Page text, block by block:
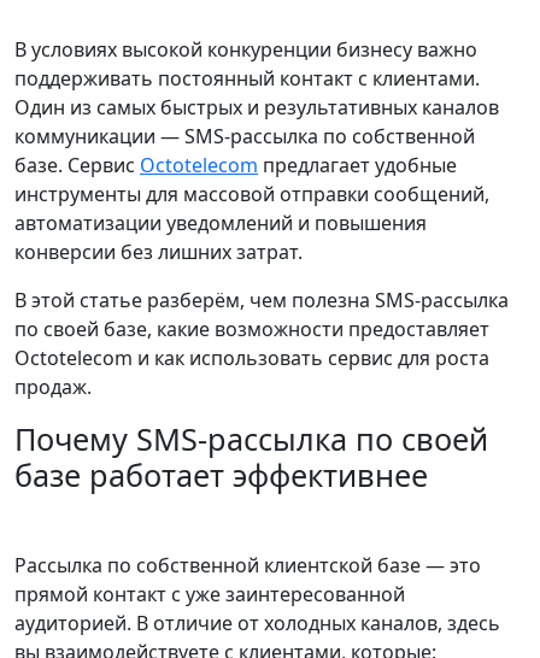
В условиях высокой конкуренции бизнесу важно
поддерживать постоянный контакт с клиентами.
Один из самых быстрых и результативных каналов
коммуникации — SMS-рассылка по собственной
базе. Сервис Octotelecom предлагает удобные
инструменты для массовой отправки сообщений,
автоматизации уведомлений и повышения
конверсии без лишних затрат.
В этой статье разберём, чем полезна SMS-рассылка
по своей базе, какие возможности предоставляет
Octotelecom и как использовать сервис для роста
продаж.
Почему SMS-рассылка по своей
базе работает эффективнее
Рассылка по собственной клиентской базе — это
прямой контакт с уже заинтересованной
аудиторией. В отличие от холодных каналов, здесь
вы взаимодействуете с клиентами, которые: